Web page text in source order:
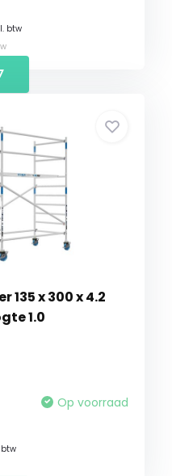
btw
135 x 300 x 4.2
1.0
Op voorraad